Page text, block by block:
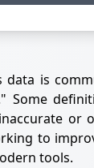
data is
Some
or
to
tools.